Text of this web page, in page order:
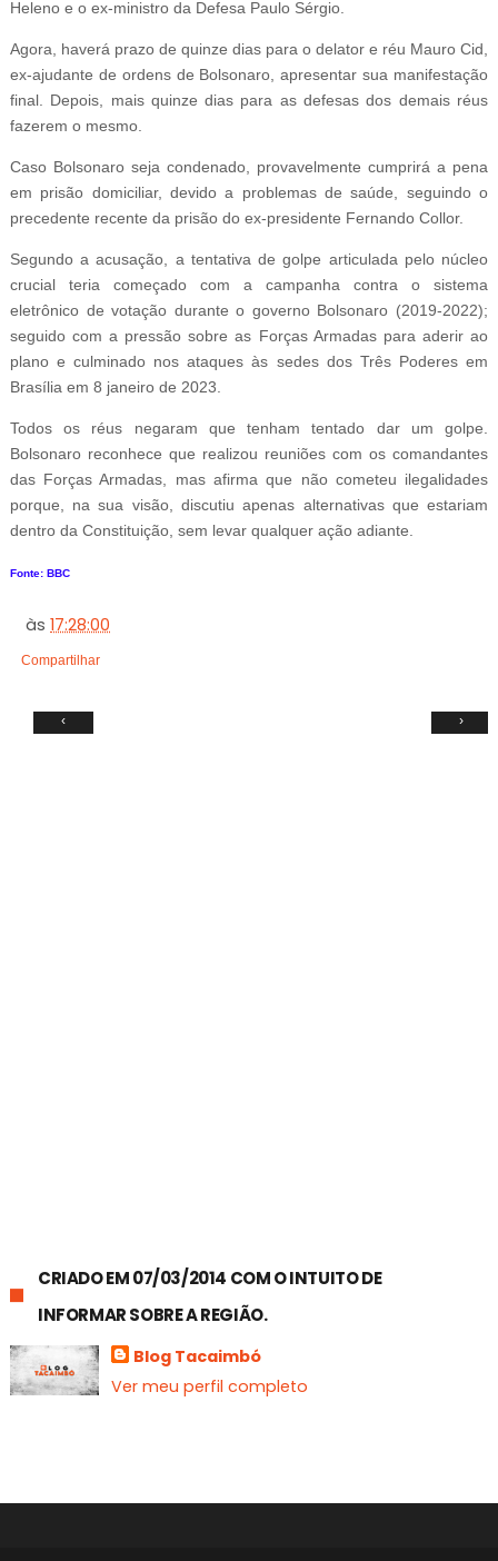
Heleno e o ex-ministro da Defesa Paulo Sérgio.
Agora, haverá prazo de quinze dias para o delator e réu Mauro Cid,
ex-ajudante de ordens de Bolsonaro, apresentar sua manifestação
final. Depois, mais quinze dias para as defesas dos demais réus
fazerem o mesmo.
Caso Bolsonaro seja condenado, provavelmente cumprirá a pena
em prisão domiciliar, devido a problemas de saúde, seguindo o
precedente recente da prisão do ex-presidente Fernando Collor.
Segundo a acusação, a tentativa de golpe articulada pelo núcleo
crucial teria começado com a campanha contra o sistema
eletrônico de votação durante o governo Bolsonaro (2019-2022);
seguido com a pressão sobre as Forças Armadas para aderir ao
plano e culminado nos ataques às sedes dos Três Poderes em
Brasília em 8 janeiro de 2023.
Todos os réus negaram que tenham tentado dar um golpe.
Bolsonaro reconhece que realizou reuniões com os comandantes
das Forças Armadas, mas afirma que não cometeu ilegalidades
porque, na sua visão, discutiu apenas alternativas que estariam
dentro da Constituição, sem levar qualquer ação adiante.
Fonte: BBC
às17:28:00
Compartilhar
‹ ›
CRIADO EM 07/03/2014 COM O INTUITO DE
INFORMAR SOBRE A REGIÃO.
Blog Tacaimbó
Ver meu perfil completo